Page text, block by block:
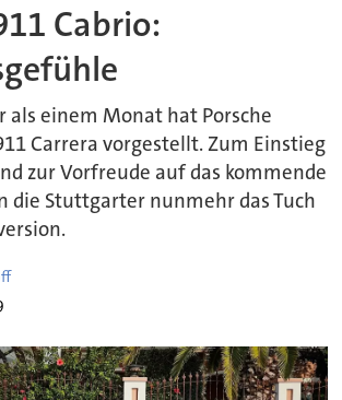
Cabrio:
als einem Monat hat Porsche
Carrera vorgestellt. Zum Einstieg
zur Vorfreude auf das kommende
die Stuttgarter nunmehr das Tuch